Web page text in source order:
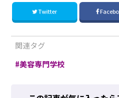
Twitter
関連タグ
美容専門学校